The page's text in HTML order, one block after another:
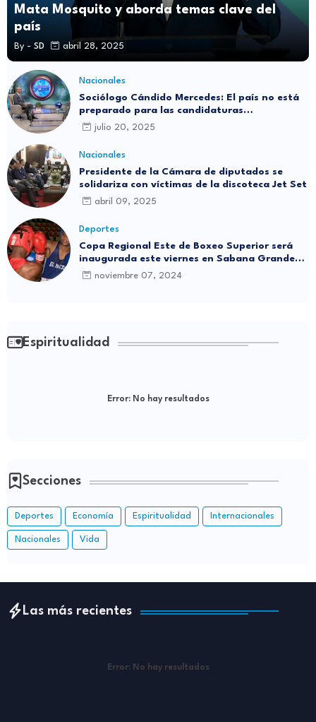
Mata Mosquito y aborda temas clave del
país
By - SD abril 28, 2025
Nacionales
Sociólogo Cándido Mercedes: El país no está
preparado para las candidaturas
independientes
julio 20, 2025
Nacionales
Presidente de la Cámara de diputados se
solidariza con víctimas de la discoteca Jet Set
abril 09, 2025
Deportes
Copa Regional Este de Boxeo Superior será
inaugurada este viernes en Sabana Grande
de Boyá
noviembre 07, 2024
Espiritualidad
Error:No hay resultados
Secciones
Deportes Economía Espiritualidad Internacionales
Nacionales Vida
Las más recientes
Error: No hay resultados